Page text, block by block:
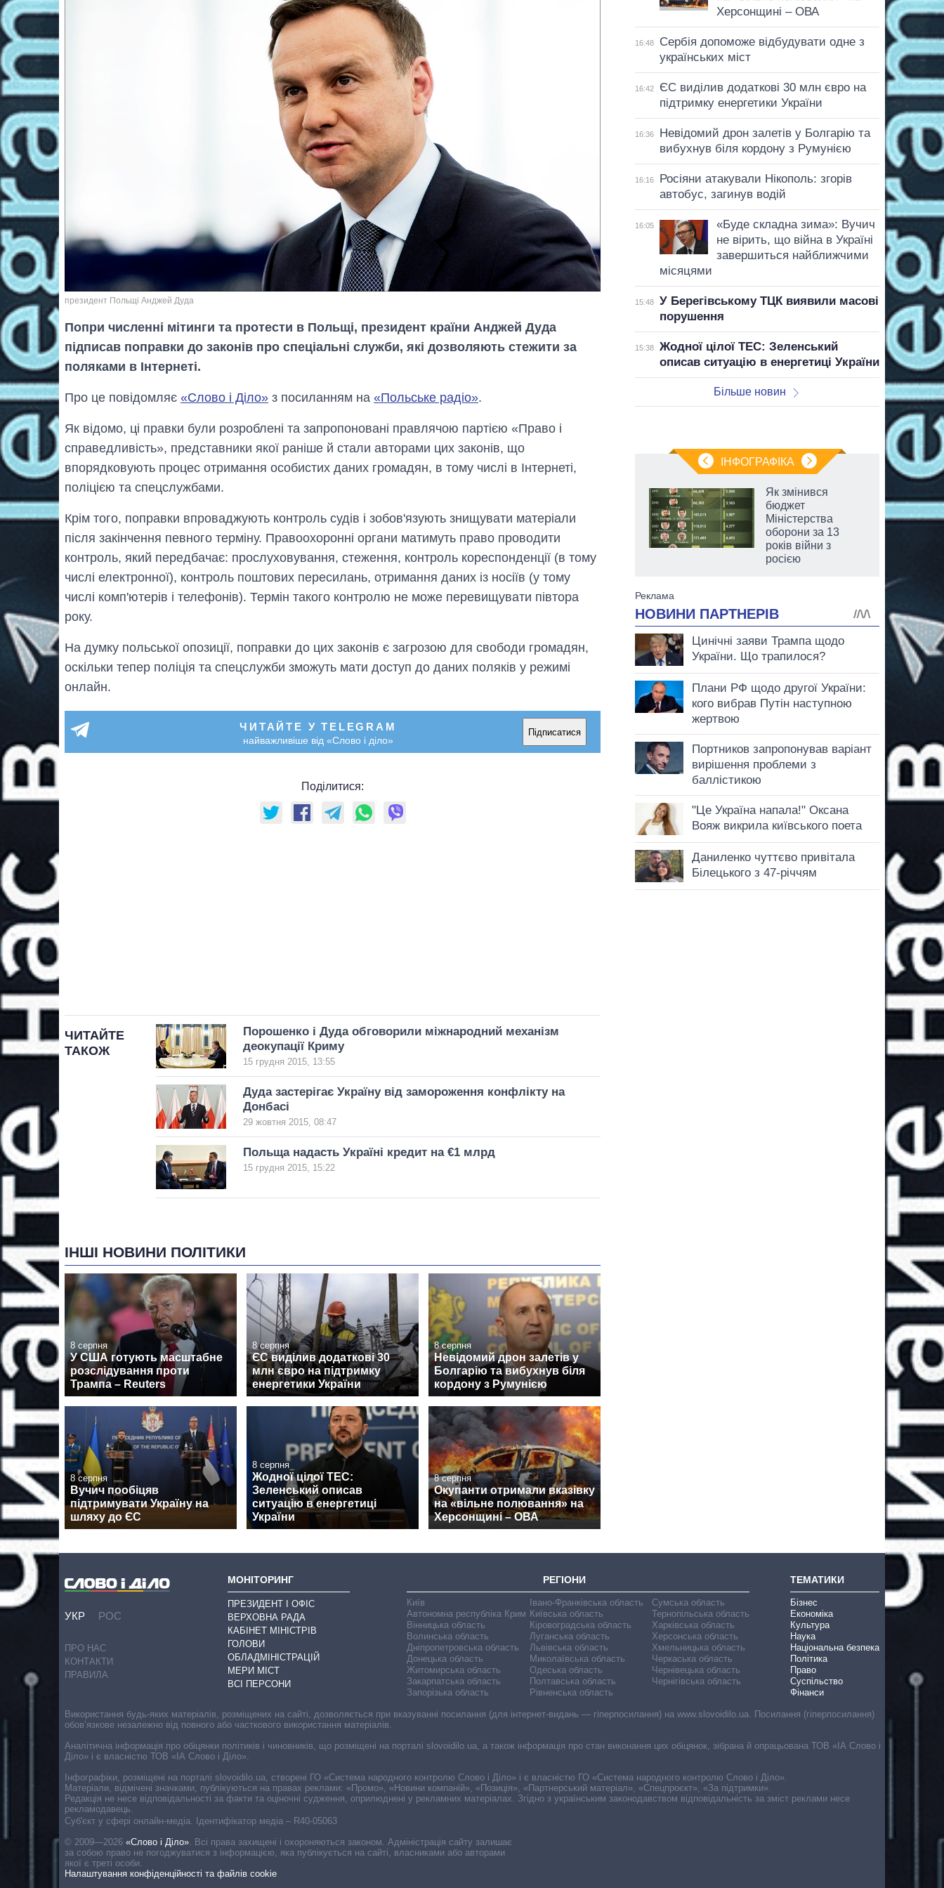
президент Польщі Анджей Дуда
Попри численні мітинги та протести в Польщі, президент країни Анджей Дуда
підписав поправки до законів про спеціальні служби, які дозволяють стежити за
поляками в Інтернеті.
Про це повідомляє «Слово і Діло» з посиланням на «Польське радіо».
Як відомо, ці правки були розроблені та запропоновані правлячою партією «Право і
справедливість», представники якої раніше й стали авторами цих законів, що
впорядковують процес отримання особистих даних громадян, в тому числі в Інтернеті,
поліцією та спецслужбами.
Крім того, поправки впроваджують контроль судів і зобов'язують знищувати матеріали
після закінчення певного терміну. Правоохоронні органи матимуть право проводити
контроль, який передбачає: прослуховування, стеження, контроль кореспонденції (в тому
числі електронної), контроль поштових пересилань, отримання даних із носіїв (у тому
числі комп'ютерів і телефонів). Термін такого контролю не може перевищувати півтора
року.
На думку польської опозиції, поправки до цих законів є загрозою для свободи громадян,
оскільки тепер поліція та спецслужби зможуть мати доступ до даних поляків у режимі
онлайн.
ЧИТАЙТЕ У TELEGRAM
найважливіше від «Слово і діло»
Підписатися
Поділитися:
ЧИТАЙТЕ
ТАКОЖ
Порошенко і Дуда обговорили міжнародний механізм
деокупації Криму
15 грудня 2015, 13:55
Дуда застерігає Україну від замороження конфлікту на
Донбасі
29 жовтня 2015, 08:47
Польща надасть Україні кредит на €1 млрд
15 грудня 2015, 15:22
ІНШІ НОВИНИ ПОЛІТИКИ
8 серпня
У США готують масштабне
розслідування проти
Трампа – Reuters
8 серпня
ЄС виділив додаткові 30
млн євро на підтримку
енергетики України
8 серпня
Невідомий дрон залетів у
Болгарію та вибухнув біля
кордону з Румунією
8 серпня
Вучич пообіцяв
підтримувати Україну на
шляху до ЄС
8 серпня
Жодної цілої ТЕС:
Зеленський описав
ситуацію в енергетиці
України
8 серпня
Окупанти отримали вказівку
на «вільне полювання» на
Херсонщині – ОВА
Херсонщині – ОВА
16:48
Сербія допоможе відбудувати одне з
українських міст
16:42
ЄС виділив додаткові 30 млн євро на
підтримку енергетики України
16:36
Невідомий дрон залетів у Болгарію та
вибухнув біля кордону з Румунією
16:16
Росіяни атакували Нікополь: згорів
автобус, загинув водій
16:05
«Буде складна зима»: Вучич
не вірить, що війна в Україні
завершиться найближчими
місяцями
15:48
У Берегівському ТЦК виявили масові
порушення
15:38
Жодної цілої ТЕС: Зеленський
описав ситуацію в енергетиці України
Більше новин
ІНФОГРАФІКА
довго обіймав
СЗР
Як змінився
бюджет
Міністерства
оборони за 13
років війни з
росією
УКР РОС
ПРО НАС
КОНТАКТИ
ПРАВИЛА
МОНІТОРИНГ
ПРЕЗИДЕНТ І ОФІС
ВЕРХОВНА РАДА
КАБІНЕТ МІНІСТРІВ
ГОЛОВИ
ОБЛАДМІНІСТРАЦІЙ
МЕРИ МІСТ
ВСІ ПЕРСОНИ
РЕГІОНИ
Київ
Автономна республіка Крим
Вінницька область
Волинська область
Дніпропетровська область
Донецька область
Житомирська область
Закарпатська область
Запорізька область
Івано-Франківська область
Київська область
Кіровоградська область
Луганська область
Львівська область
Миколаївська область
Одеська область
Полтавська область
Рівненська область
Сумська область
Тернопільська область
Харківська область
Херсонська область
Хмельницька область
Черкаська область
Чернівецька область
Чернігівська область
ТЕМАТИКИ
Бізнес
Економіка
Культура
Наука
Національна безпека
Політика
Право
Суспільство
Фінанси
Cуб'єкт у сфері онлайн-медіа. Ідентифікатор медіа – R40-05063
© 2009—2026 «Слово і Діло»
Всі права захищені і охороняються законом. Адміністрація сайту залишає
за собою право не погоджуватися з інформацією, яка публікується на сайті, власниками або авторами
якої є треті особи.
Налаштування конфіденційності та файлів cookie
Використання будь-яких матеріалів, розміщених на сайті, дозволяється при вказуванні посилання (для інтернет-видань — гіперпосилання) на www.slovoidilo.ua. Посилання (гіперпосилання)
обов’язкове незалежно від повного або часткового використання матеріалів.
Аналітична інформація про обіцянки політиків і чиновників, що розміщені на порталі slovoidilo.ua, а також інформація про стан виконання цих обіцянок, зібрана й опрацьована ТОВ «ІА Слово і
Діло» і є власністю ТОВ «ІА Слово і Діло».
Інфографіки, розміщені на порталі slovoidilo.ua, створені ГО «Система народного контролю Слово і Діло» і є власністю ГО «Система народного контролю Слово і Діло».
Матеріали, відмічені значками, публікуються на правах реклами: «Промо», «Новини компаній», «Позиція», «Партнерський матеріал», «Спецпроєкт», «За підтримки».
Редакція не несе відповідальності за факти та оціночні судження, оприлюднені у рекламних матеріалах. Згідно з українським законодавством відповідальність за зміст реклами несе
рекламодавець.